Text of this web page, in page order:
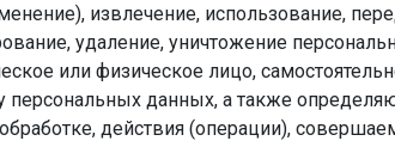
извлечение, использование,
удаление, уничтожение
или физическое лицо,
данных, а также
действия (операции),